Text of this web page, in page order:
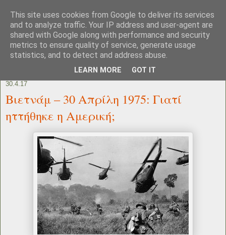
30.4.17
Βιετνάμ – 30 Απρίλη 1975: Γιατί
ηττήθηκε η Αμερική;
This site uses cookies from Google to deliver its services
and to analyze traffic. Your IP address and user-agent are
shared with Google along with performance and security
metrics to ensure quality of service, generate usage
statistics, and to detect and address abuse.
LEARN MORE GOT IT